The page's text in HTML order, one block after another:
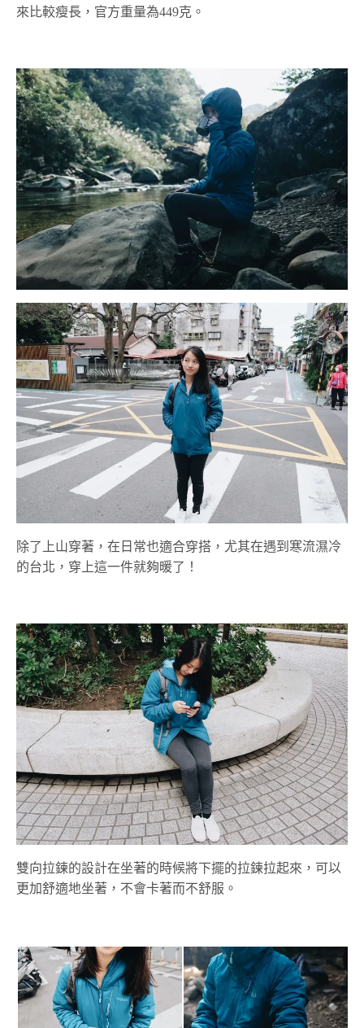
來比較瘦長，官方重量為449克。
除了上山穿著，在日常也適合穿搭，尤其在遇到寒流濕冷
的台北，穿上這一件就夠暖了！
雙向拉鍊的設計在坐著的時候將下擺的拉鍊拉起來，可以
更加舒適地坐著，不會卡著而不舒服。